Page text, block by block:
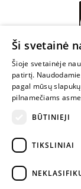
Ši svetainė
Šioje svetainėje
patirtį.
pagal mūsų
pilnamečiams
BŪTINIEJI
TIKSLINIAI